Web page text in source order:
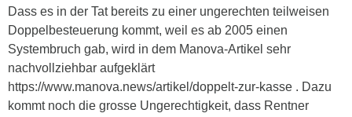
Dass es in der Tat bereits zu einer ungerechten teilweisen
Doppelbesteuerung kommt, weil es ab 2005 einen
Systembruch gab, wird in dem Manova-Artikel sehr
nachvollziehbar aufgeklärt
https://www.manova.news/artikel/doppelt-zur-kasse . Dazu
kommt noch die grosse Ungerechtigkeit, dass Rentner